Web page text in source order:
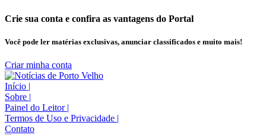
Crie sua conta e confira as vantagens do Portal
Você pode ler matérias exclusivas, anunciar classificados e muito mais!
Criar minha conta
Início |
Sobre |
Painel do Leitor |
Termos de Uso e Privacidade |
Contato